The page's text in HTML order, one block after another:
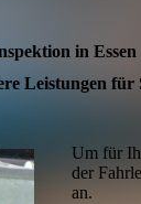
in Essen
Leistungen für
Um für
der
an.